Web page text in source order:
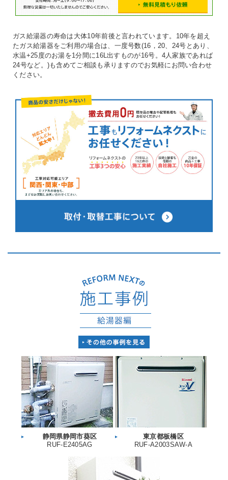
ガス給湯器の寿命は大体10年前後と言われています。10年を超え
たガス給湯器をご利用の場合は、一度号数(16，20、24号とあり、
水温+25度のお湯を1分間に16L出すものが16号。4人家族であれば
24号など。)も含めてご相談も承りますのでお気軽にお問い合わせ
ください。
静岡県静岡市葵区
RUF-E2405AG
東京都板橋区
RUF-A2003SAW-A